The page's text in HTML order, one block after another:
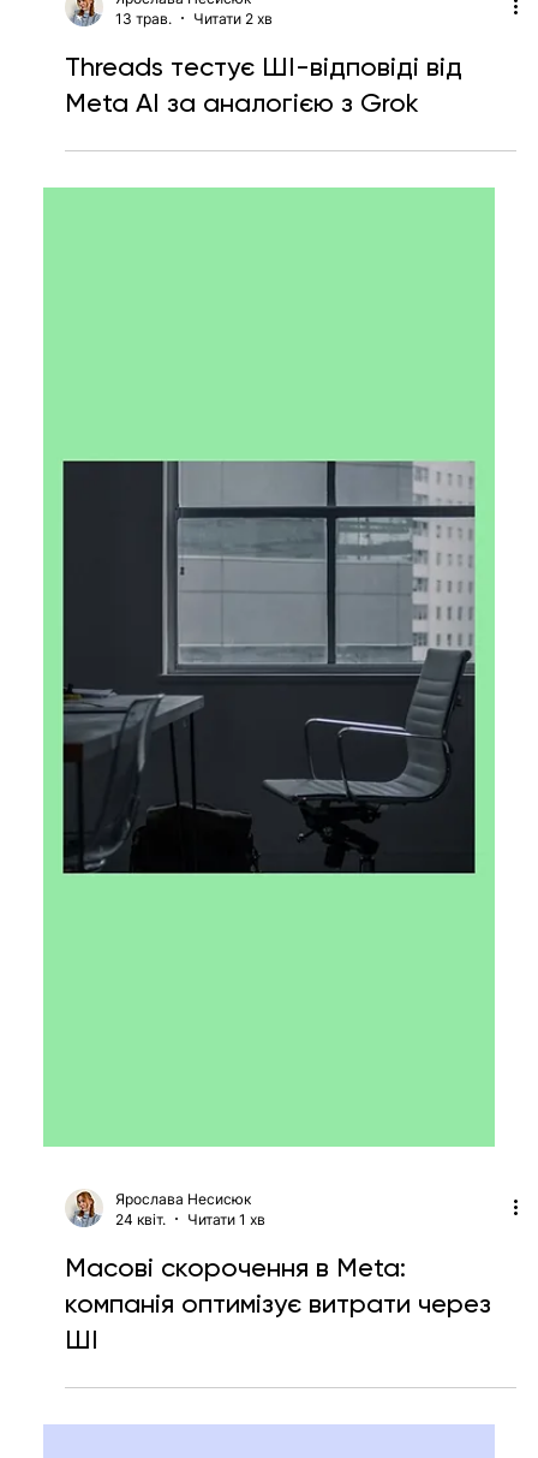
13 трав.
Читати 2 хв
Threads тестує ШІ-відповіді від
24 квіт.
Читати 1 хв